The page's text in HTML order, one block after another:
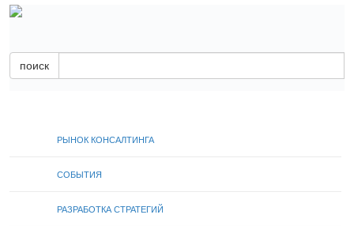
поиск
РЫНОК КОНСАЛТИНГА
СОБЫТИЯ
РАЗРАБОТКА СТРАТЕГИЙ